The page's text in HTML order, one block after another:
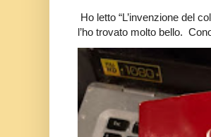
Ho letto “L’invenzione del
l’ho trovato molto bello.